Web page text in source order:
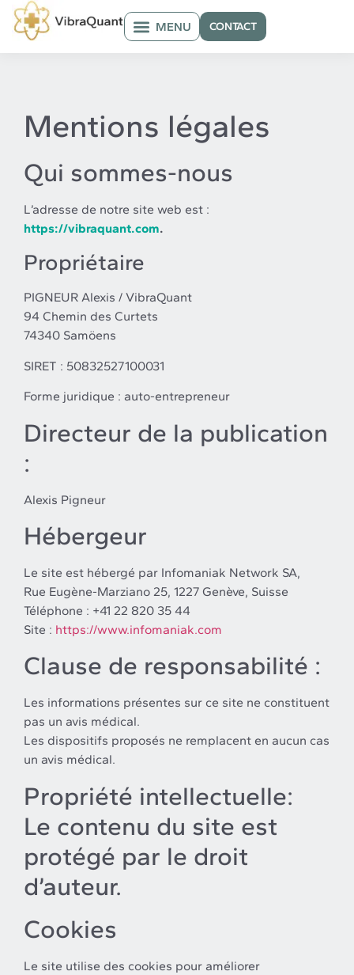
CONTACT
Mentions légales
Qui sommes-nous
L’adresse de notre site web est :
https://vibraquant.com.
Propriétaire
PIGNEUR Alexis / VibraQuant
94 Chemin des Curtets
74340 Samöens
SIRET : 50832527100031
Forme juridique : auto-entrepreneur
Directeur de la publication
:
Alexis Pigneur
Hébergeur
Le site est hébergé par Infomaniak Network SA,
Rue Eugène-Marziano 25, 1227 Genève, Suisse
Téléphone : +41 22 820 35 44
Site : https://www.infomaniak.com
Clause de responsabilité :
Les informations présentes sur ce site ne constituent
pas un avis médical.
Les dispositifs proposés ne remplacent en aucun cas
un avis médical.
Propriété intellectuelle:
Le contenu du site est
protégé par le droit
d’auteur.
Cookies
Le site utilise des cookies pour améliorer